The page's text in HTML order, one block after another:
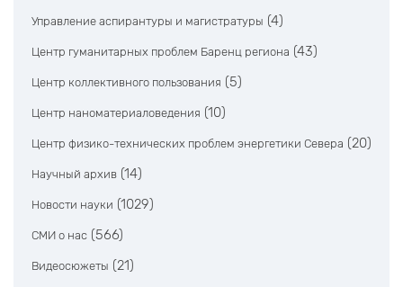
Управление аспирантуры и магистратуры (4)
Центр гуманитарных проблем Баренц региона (43)
Центр коллективного пользования (5)
Центр наноматериаловедения (10)
Центр физико-технических проблем энергетики Севера (20)
Научный архив (14)
Новости науки (1029)
СМИ о нас (566)
Видеосюжеты (21)